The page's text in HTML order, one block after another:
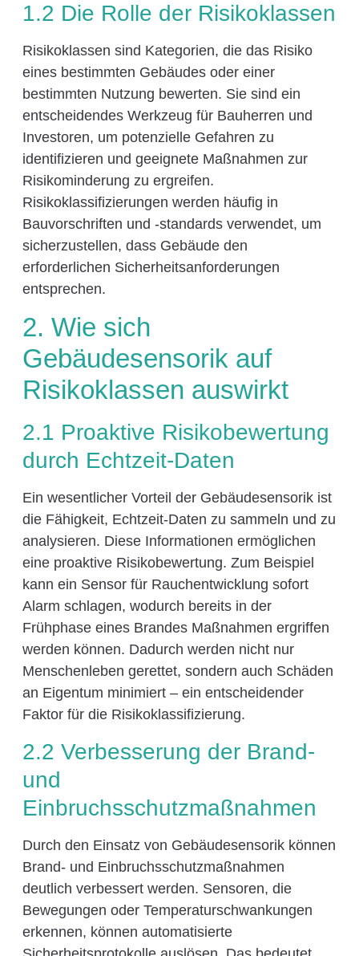
1.2 Die Rolle der Risikoklassen
Risikoklassen sind Kategorien, die das Risiko
eines bestimmten Gebäudes oder einer
bestimmten Nutzung bewerten. Sie sind ein
entscheidendes Werkzeug für Bauherren und
Investoren, um potenzielle Gefahren zu
identifizieren und geeignete Maßnahmen zur
Risikominderung zu ergreifen.
Risikoklassifizierungen werden häufig in
Bauvorschriften und -standards verwendet, um
sicherzustellen, dass Gebäude den
erforderlichen Sicherheitsanforderungen
entsprechen.
2. Wie sich
Gebäudesensorik auf
Risikoklassen auswirkt
2.1 Proaktive Risikobewertung
durch Echtzeit-Daten
Ein wesentlicher Vorteil der Gebäudesensorik ist
die Fähigkeit, Echtzeit-Daten zu sammeln und zu
analysieren. Diese Informationen ermöglichen
eine proaktive Risikobewertung. Zum Beispiel
kann ein Sensor für Rauchentwicklung sofort
Alarm schlagen, wodurch bereits in der
Frühphase eines Brandes Maßnahmen ergriffen
werden können. Dadurch werden nicht nur
Menschenleben gerettet, sondern auch Schäden
an Eigentum minimiert – ein entscheidender
Faktor für die Risikoklassifizierung.
2.2 Verbesserung der Brand-
und
Einbruchsschutzmaßnahmen
Durch den Einsatz von Gebäudesensorik können
Brand- und Einbruchsschutzmaßnahmen
deutlich verbessert werden. Sensoren, die
Bewegungen oder Temperaturschwankungen
erkennen, können automatisierte